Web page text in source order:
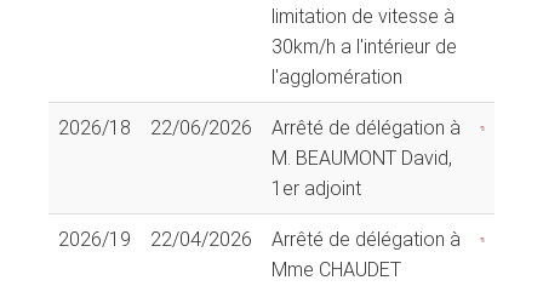
limitation de vitesse à
30km/h a l'intérieur de
l'agglomération
2026/18 22/06/2026
Arrêté de délégation à
M. BEAUMONT David,
1er adjoint
2026/19 22/04/2026
Arrêté de délégation à
Mme CHAUDET